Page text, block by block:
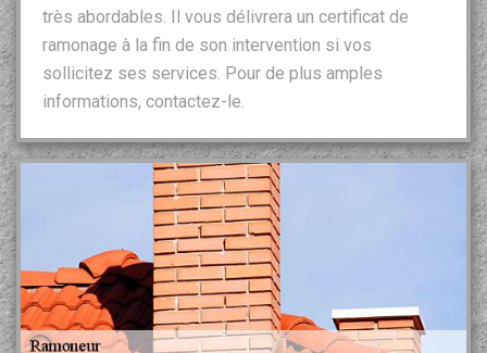
très abordables. Il vous délivrera un certificat de
ramonage à la fin de son intervention si vos
sollicitez ses services. Pour de plus amples
informations, contactez-le.